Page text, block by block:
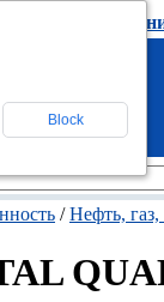
удалить
/Нефть, газ,
Block